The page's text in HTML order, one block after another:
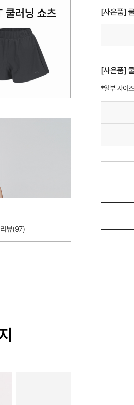
리뷰(97)
[사은품]
[사은품]
*일부 사이